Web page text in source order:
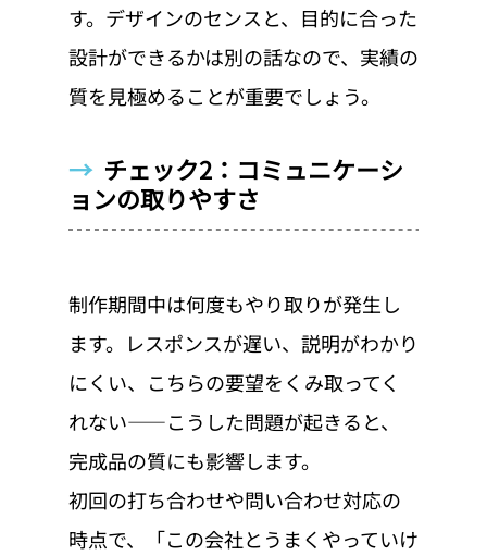
す。デザインのセンスと、目的に合った
設計ができるかは別の話なので、実績の
質を見極めることが重要でしょう。
→ チェック2：コミュニケーシ
ョンの取りやすさ
制作期間中は何度もやり取りが発生し
ます。レスポンスが遅い、説明がわかり
にくい、こちらの要望をくみ取ってく
れない——こうした問題が起きると、
完成品の質にも影響します。
初回の打ち合わせや問い合わせ対応の
時点で、「この会社とうまくやっていけ